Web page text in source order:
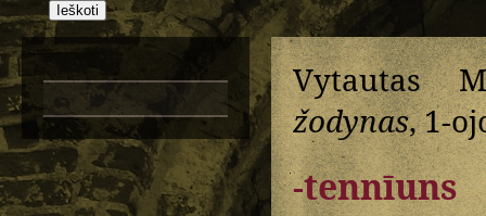
Vytautas
žodynas, 1-
-tennīuns